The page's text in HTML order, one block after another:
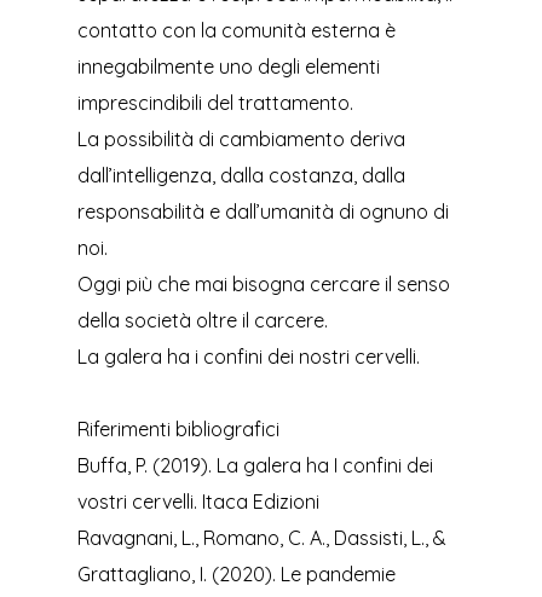
contatto con la comunità esterna è
innegabilmente uno degli elementi
imprescindibili del trattamento.
La possibilità di cambiamento deriva
dall’intelligenza, dalla costanza, dalla
responsabilità e dall’umanità di ognuno di
noi.
Oggi più che mai bisogna cercare il senso
della società oltre il carcere.
La galera ha i confini dei nostri cervelli.
Riferimenti bibliografici
Buffa, P. (2019). La galera ha I confini dei
vostri cervelli. Itaca Edizioni
Ravagnani, L., Romano, C. A., Dassisti, L., &
Grattagliano, I. (2020). Le pandemie